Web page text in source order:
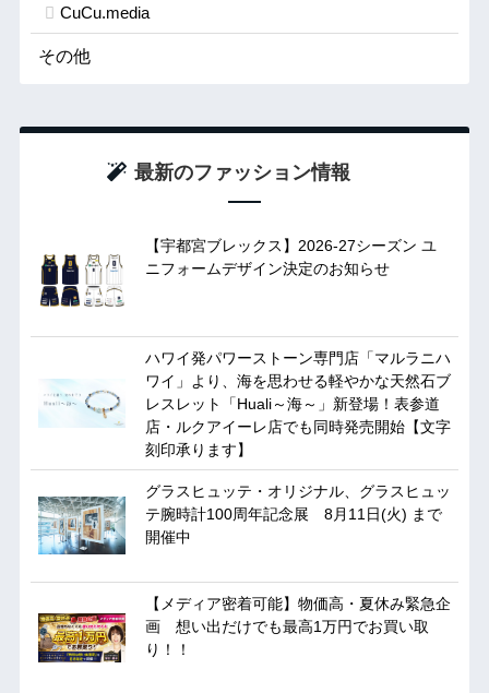
CuCu.media
その他
最新のファッション情報
【宇都宮ブレックス】2026-27シーズン ユ
ニフォームデザイン決定のお知らせ
ハワイ発パワーストーン専門店「マルラニハ
ワイ」より、海を思わせる軽やかな天然石ブ
レスレット「Huali～海～」新登場！表参道
店・ルクアイーレ店でも同時発売開始【文字
刻印承ります】
グラスヒュッテ・オリジナル、グラスヒュッ
テ腕時計100周年記念展 8月11日(火) まで
開催中
【メディア密着可能】物価高・夏休み緊急企
画 想い出だけでも最高1万円でお買い取
り！！